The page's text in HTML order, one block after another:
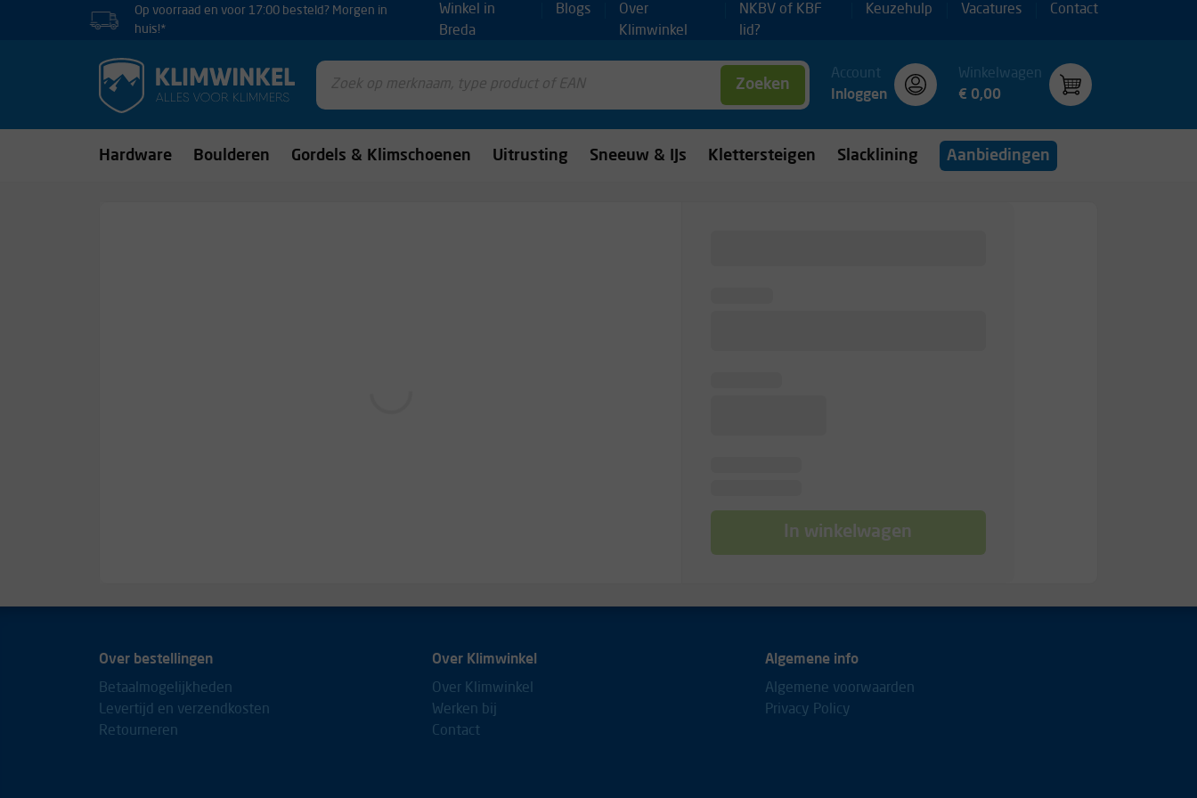
Op voorraad en voor 17:00 besteld? Morgen in
huis!*
Winkel in
Breda
Blogs
Over
Klimwinkel
NKBV of KBF
lid?
Keuzehulp Vacatures Contact
Zoeken
Account
Inloggen
Winkelwagen
€ 0,00
Hardware Boulderen Gordels & Klimschoenen Uitrusting Sneeuw & IJs Klettersteigen Slacklining Aanbiedingen
In winkelwagen
Over bestellingen
Betaalmogelijkheden
Levertijd en verzendkosten
Retourneren
Over Klimwinkel
Over Klimwinkel
Werken bij
Contact
Algemene info
Algemene voorwaarden
Privacy Policy